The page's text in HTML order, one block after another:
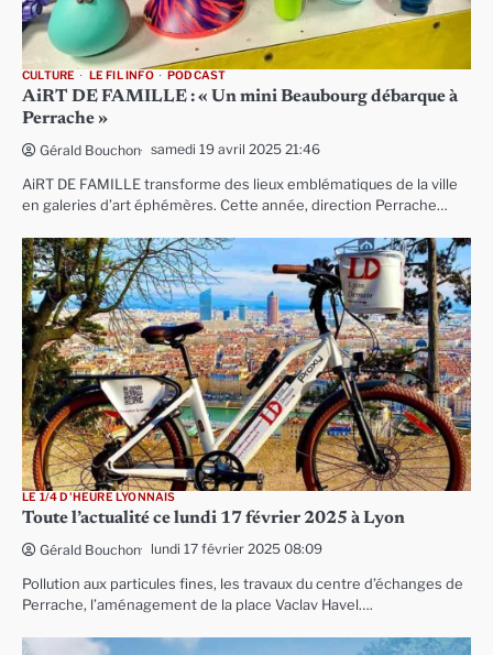
CULTURE LE FIL INFO PODCAST
AiRT DE FAMILLE : « Un mini Beaubourg débarque à
Perrache »
Gérald Bouchon samedi 19 avril 2025 21:46
AiRT DE FAMILLE transforme des lieux emblématiques de la ville
en galeries d’art éphémères. Cette année, direction Perrache…
LE 1/4 D'HEURE LYONNAIS
Toute l’actualité ce lundi 17 février 2025 à Lyon
Gérald Bouchon lundi 17 février 2025 08:09
Pollution aux particules fines, les travaux du centre d’échanges de
Perrache, l’aménagement de la place Vaclav Havel….